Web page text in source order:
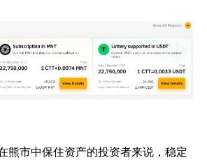
熊市中保住资产的投资者来说，稳定